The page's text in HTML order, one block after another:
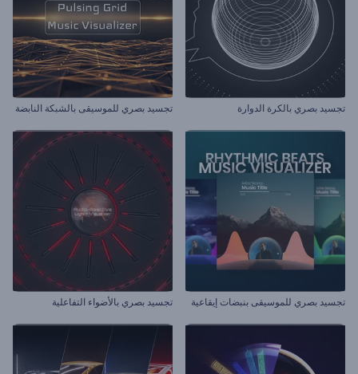
تجسيد بصري بالكرة الدوارة تجسيد بصري للموسيقى بالشبكة النابضة
تجسيد بصري للموسيقى بنبضات إيقاعية تجسيد بصري بالأضواء التفاعلية